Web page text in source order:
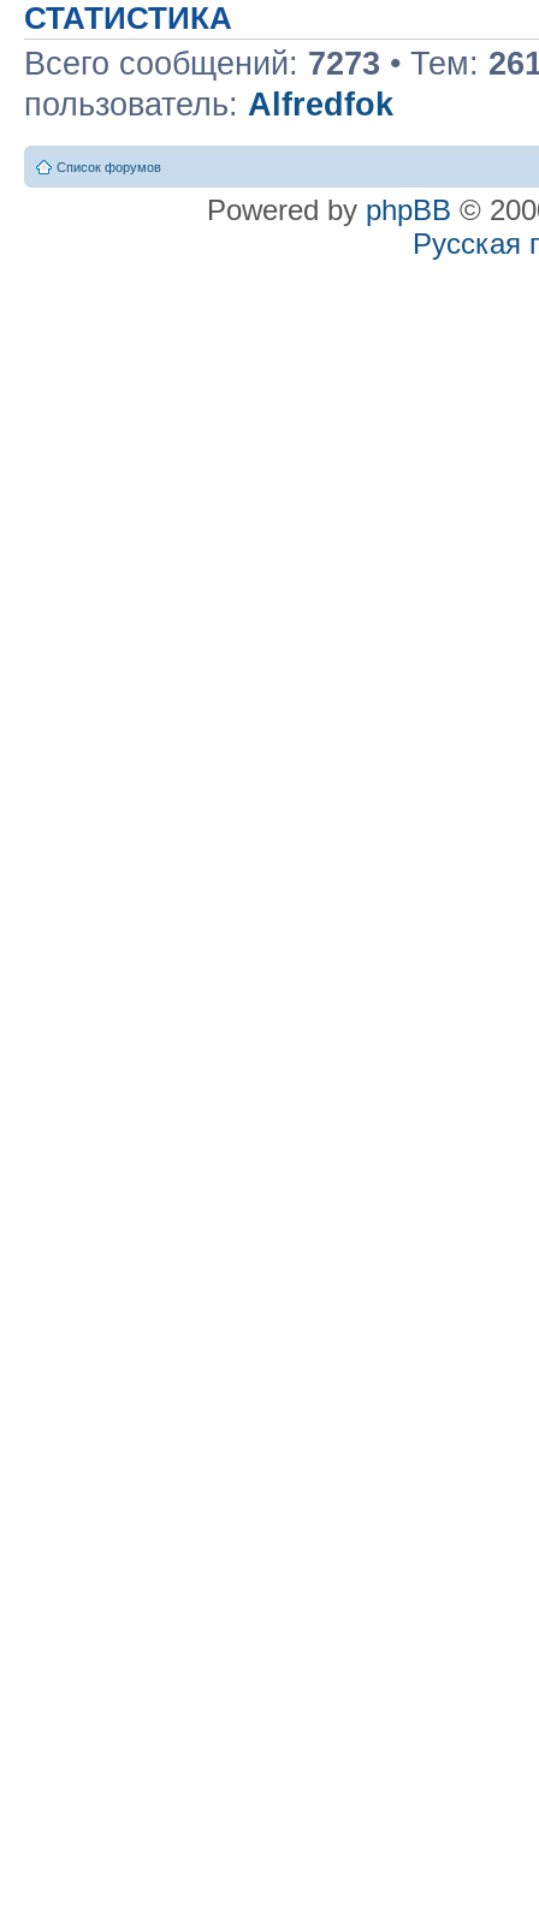
СТАТИСТИКА
Всего сообщений: 7273 • Тем:
пользователь: Alfredfok
Список форумов
Powered by phpBB ©
Русская